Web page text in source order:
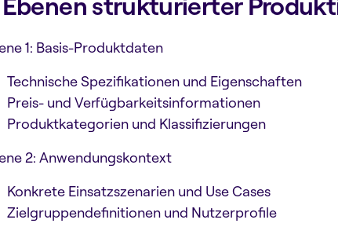
1: Basis-Produktdaten
Technische Spezifikationen und Eigenschaften
Preis- und Verfügbarkeitsinformationen
Produktkategorien und Klassifizierungen
2: Anwendungskontext
Konkrete Einsatzszenarien und Use Cases
Zielgruppendefinitionen und Nutzerprofile